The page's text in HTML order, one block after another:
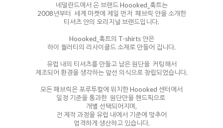
네덜란드에서 온 브랜드 Hoooked_훅트는
2008년부터 세계 마켓에 제일 먼저 패브릭 얀을 소개한
티셔츠 얀의 오리지널 브랜드입니다.
Hoooked_훅트의 T-shirts 얀은
하이 퀄러티의 리사이클드 소재로 만들어 집니다.
유럽 내의 티셔츠를 만들고 남은 원단을 커팅해서
제조되어 환경을 생각하는 앞선 의식으로 창립되었습니다.
모든 패브릭은 포루투칼에 위치한 Hoooked 센터에서
일정 기준을 통과한 원단만을 핸드픽으로
개별 선택되어지며,
전 제작 과정을 유럽 내에서 기준에 맞추어
엄격하게 생산하고 있습니다.